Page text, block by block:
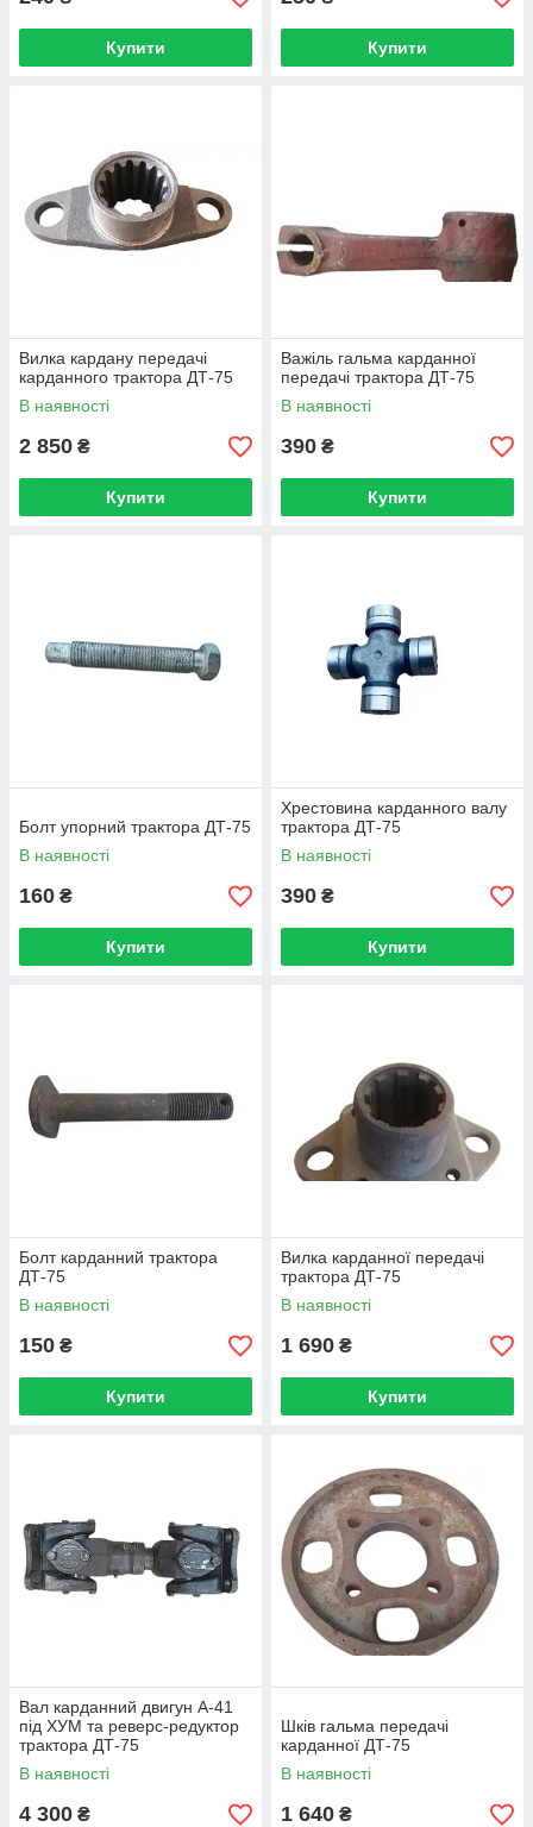
Купити Купити
Вилка кардану передачі
карданного трактора ДТ-75
В наявності
2 850 ₴
Купити
Важіль гальма карданної
передачі трактора ДТ-75
В наявності
390 ₴
Купити
Болт упорний трактора ДТ-75
В наявності
160 ₴
Купити
Хрестовина карданного валу
трактора ДТ-75
В наявності
390 ₴
Купити
Болт карданний трактора
ДТ-75
В наявності
150 ₴
Купити
Вилка карданної передачі
трактора ДТ-75
В наявності
1 690 ₴
Купити
Вал карданний двигун А-41
під ХУМ та реверс-редуктор
трактора ДТ-75
В наявності
4 300 ₴
Шків гальма передачі
карданної ДТ-75
В наявності
1 640 ₴